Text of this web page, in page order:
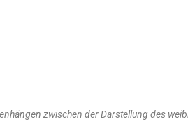
zwischen der Darstellung des